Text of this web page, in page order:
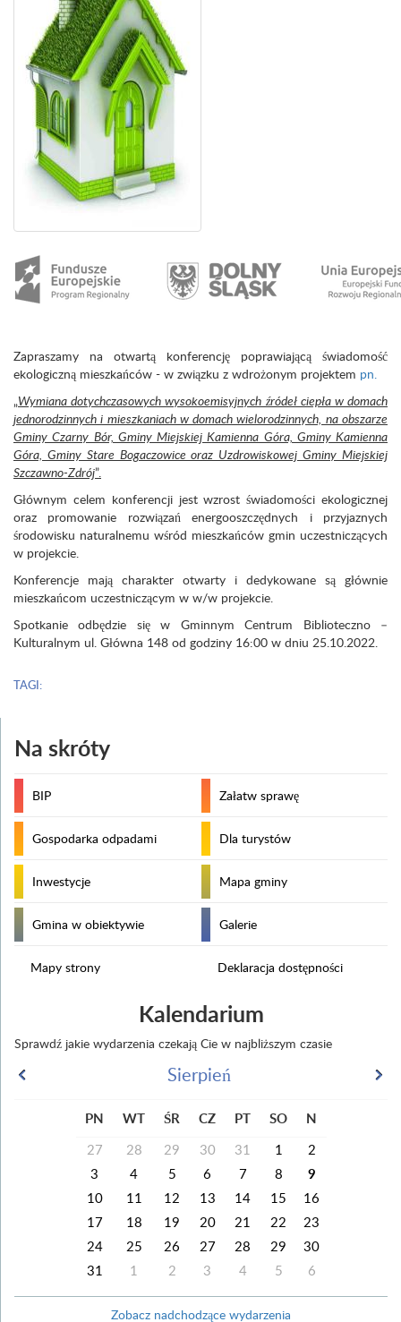
Zapraszamy na otwartą konferencję poprawiającą świadomość
ekologiczną mieszkańców - w związku z wdrożonym projektem pn.
„Wymiana dotychczasowych wysokoemisyjnych źródeł ciepła w domach
jednorodzinnych i mieszkaniach w domach wielorodzinnych, na obszarze
Gminy Czarny Bór, Gminy Miejskiej Kamienna Góra, Gminy Kamienna
Góra, Gminy Stare Bogaczowice oraz Uzdrowiskowej Gminy Miejskiej
Szczawno-Zdrój”.
Głównym celem konferencji jest wzrost świadomości ekologicznej
oraz promowanie rozwiązań energooszczędnych i przyjaznych
środowisku naturalnemu wśród mieszkańców gmin uczestniczących
w projekcie.
Konferencje mają charakter otwarty i dedykowane są głównie
mieszkańcom uczestniczącym w w/w projekcie.
Spotkanie odbędzie się w Gminnym Centrum Biblioteczno –
Kulturalnym ul. Główna 148 od godziny 16:00 w dniu 25.10.2022.
TAGI:
Na skróty
BIP Załatw sprawę
Gospodarka odpadami Dla turystów
Inwestycje Mapa gminy
Gmina w obiektywie Galerie
Mapy strony Deklaracja dostępności
Kalendarium
Sprawdź jakie wydarzenia czekają Cie w najbliższym czasie
Sierpień
PN WT ŚR CZ PT SO N
27 28 29 30 31 1
2
3
4 5 6 7 8 9
10 11 12 13 14 15
16
17
18 19 20 21 22
23
24
25 26 27 28 29
30
31
1 2 3 4 5 6
Zobacz nadchodzące wydarzenia